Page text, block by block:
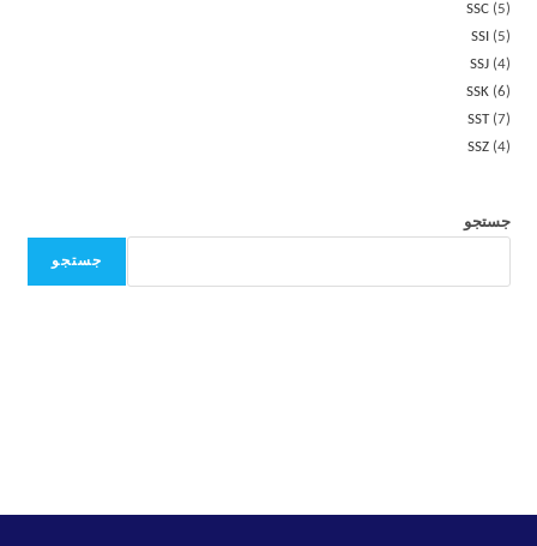
SSC
5
SSI
5
SSJ 4
SSK 6
SST 7
SSZ 4
جستجو
جستجو